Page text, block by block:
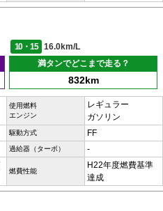
10・15
16.0km/L
満タンでどこまで走る？
832km
使用燃料
エンジン
レギュラー
ガソリン
駆動方式 FF
過給器（ターボ） -
燃費性能
H22年度燃費基準
達成